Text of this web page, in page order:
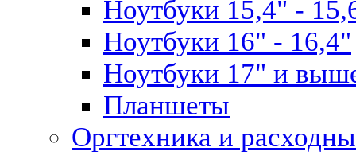
Ноутбуки 15,4" -
Ноутбуки 16" - 16,4"
Ноутбуки 17" и
Планшеты
Оргтехника и